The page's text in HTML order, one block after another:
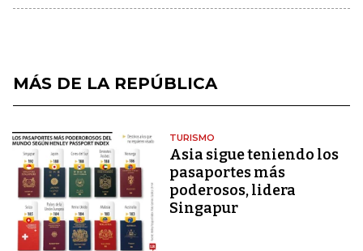
MÁS DE LA REPÚBLICA
TURISMO
Asia sigue teniendo los
pasaportes más
poderosos, lidera
Singapur